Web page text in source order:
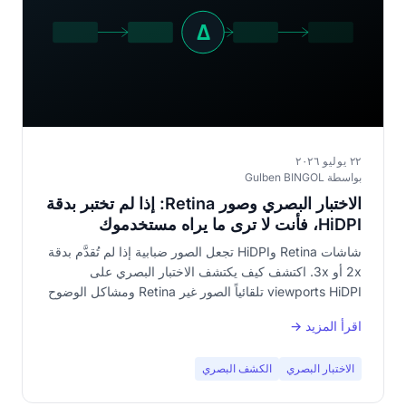
٢٢ يوليو ٢٠٢٦
بواسطة Gulben BINGOL
الاختبار البصري وصور Retina: إذا لم تختبر بدقة
HiDPI، فأنت لا ترى ما يراه مستخدموك
شاشات Retina وHiDPI تجعل الصور ضبابية إذا لم تُقدَّم بدقة
2x أو 3x. اكتشف كيف يكتشف الاختبار البصري على
viewports HiDPI تلقائياً الصور غير Retina ومشاكل الوضوح
اقرأ المزيد →
الاختبار البصري الكشف البصري